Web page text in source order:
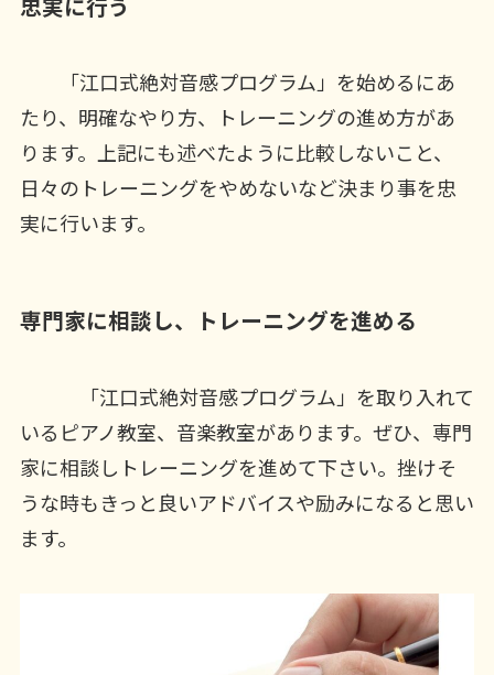
「江口式絶対音感プログラム」を始めるにあ
たり、明確なやり方、トレーニングの進め方があ
ります。上記にも述べたように比較しないこと、
日々のトレーニングをやめないなど決まり事を忠
実に行います。
専門家に相談し、トレーニングを進める
「江口式絶対音感プログラム」を取り入れて
いるピアノ教室、音楽教室があります。ぜひ、専門
家に相談しトレーニングを進めて下さい。挫けそ
うな時もきっと良いアドバイスや励みになると思い
ます。